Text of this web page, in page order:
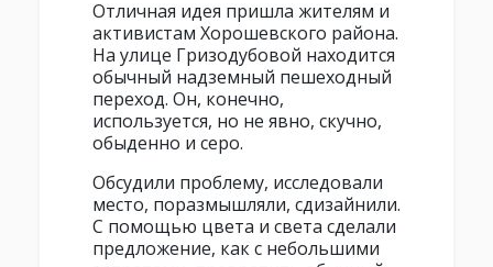
Отличная идея пришла жителям и
активистам Хорошевского района.
На улице Гризодубовой находится
обычный надземный пешеходный
переход. Он, конечно,
используется, но не явно, скучно,
обыденно и серо.
Обсудили проблему, исследовали
место, поразмышляли, сдизайнили.
С помощью цвета и света сделали
предложение, как с небольшими